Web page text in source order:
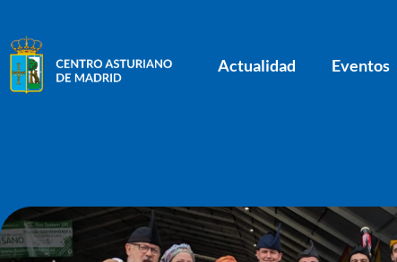
Actualidad Eventos